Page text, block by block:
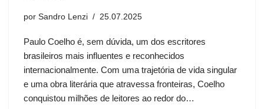
por Sandro Lenzi 25.07.2025
Paulo Coelho é, sem dúvida, um dos escritores
brasileiros mais influentes e reconhecidos
internacionalmente. Com uma trajetória de vida singular
e uma obra literária que atravessa fronteiras, Coelho
conquistou milhões de leitores ao redor do…